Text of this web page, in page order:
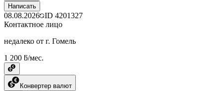
Написать
08.08.2026 ID 4201327
Контактное лицо
недалеко от г. Гомель
1 200 ƃ/мес.
Конвертер валют